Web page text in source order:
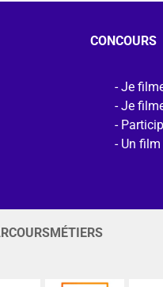
CONCOURS
Je
Je
Un film